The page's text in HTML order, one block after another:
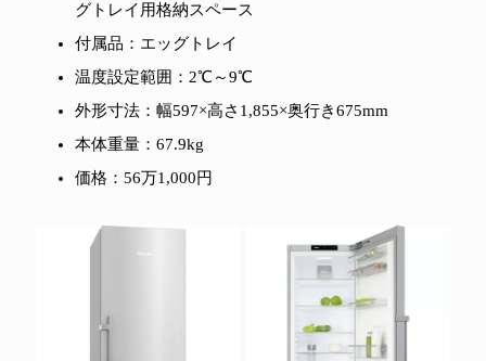
グトレイ用格納スペース
付属品：エッグトレイ
温度設定範囲：2℃～9℃
外形寸法：幅597×高さ1,855×奥行き675mm
本体重量：67.9kg
価格：56万1,000円